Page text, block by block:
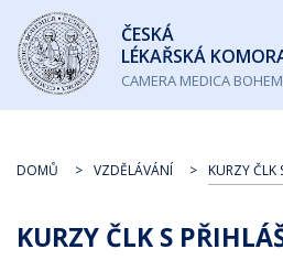
Česká
lékařská
komora
ČESKÁ
LÉKAŘSKÁ
CAMERA MEDICA
KURZY ČLK S
DOMŮ VZDĚLÁVÁNÍ KURZY ČLK